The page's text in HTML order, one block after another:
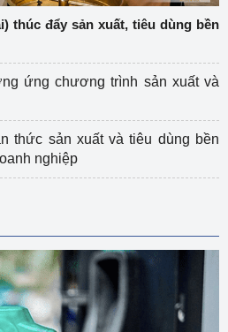
thúc đẩy sản xuất, tiêu dùng bền
ứng chương trình sản xuất và
thức sản xuất và tiêu dùng bền
nghiệp